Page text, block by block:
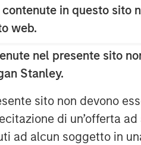
in questo
web.
nel presente sito
Stanley.
sito non devono
di un’offerta
ad alcun soggetto in
which pressured
weighted S&P 500 index
S&P 500 market cap
headlines, and
in other areas of the